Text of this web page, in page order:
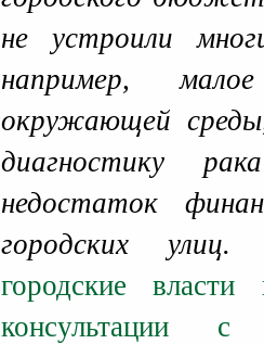
не устроили
например,
окружающей
диагностику
недостаток
городских
городские власти
консультации с